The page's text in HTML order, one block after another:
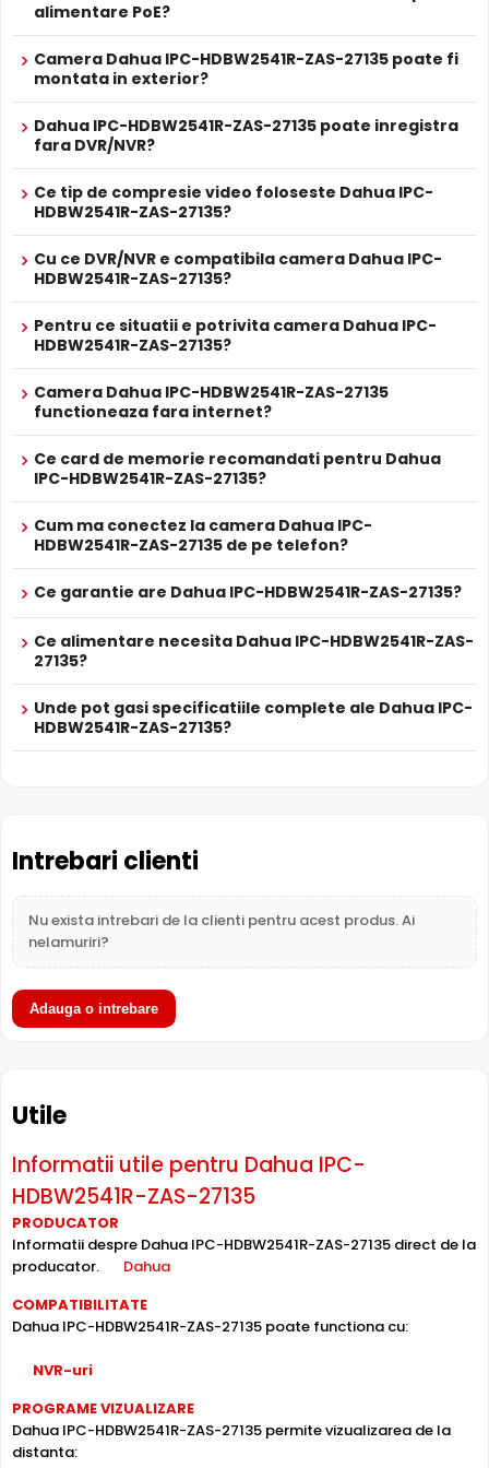
Infrarosu Inteligent (Smart IR)
Infrarosu Inteligent(Smart IR), ce regleaza automat
intensitatea iluminatorului in infrarosu in functie de
distanta obiectului, eliminand riscul de suprasaturare a
imaginii la distante mici.
Microfon Incorporat
incorporatcare permite inregistrarea audio in timp real.
Sunetul se sincronizeaza cu imaginea video, utila pentru
monitorizata.
FunctiaTRUE WDRoferita de senzorul de imagine al
compenseaza atat imaginea din prim plan, cat si
imaginea de fundal, in zone cu contrast puternic de
Alimentare PoE
Dahua IPC-HDBW2541R-ZAS-27135 suporta alimentare
alimentare prin acelasi cablu de retea. Simplifica
instalarea semnificativ, eliminand necesitatea unui cablu
Inregistrare pe Card
microSDincorporat, permitand inregistrarea locala
direct pe camera. Utila ca backup sau pentru instalari
fara DVR/NVR.
Zoom Optic Motorizat
cu zoom optic motorizat
de la distanta, din inregistrator (DVR/NVR), din interfata
web sau chiar de pe telefonul mobil. Ideala pentru zone
Alimentare
12V DC / 8.1 W
Alimentare
POE
Da
Se poate alimenta printr-un singur cablu UTP/FTP din
PROSPECT PRODUCATOR
Prospect
Nu
* Specificatiile tehnice ale produsului Dahua IPC-HDBW2541R-ZAS-27135
alimentare PoE?
Camera Dahua IPC-HDBW2541R-ZAS-27135 poate fi
montata in exterior?
Dahua IPC-HDBW2541R-ZAS-27135 poate inregistra
fara DVR/NVR?
Ce tip de compresie video foloseste Dahua IPC-
HDBW2541R-ZAS-27135?
Cu ce DVR/NVR e compatibila camera Dahua IPC-
HDBW2541R-ZAS-27135?
Pentru ce situatii e potrivita camera Dahua IPC-
HDBW2541R-ZAS-27135?
Camera Dahua IPC-HDBW2541R-ZAS-27135
functioneaza fara internet?
Ce card de memorie recomandati pentru Dahua
IPC-HDBW2541R-ZAS-27135?
Cum ma conectez la camera Dahua IPC-
HDBW2541R-ZAS-27135 de pe telefon?
Ce garantie are Dahua IPC-HDBW2541R-ZAS-27135?
Ce alimentare necesita Dahua IPC-HDBW2541R-ZAS-
27135?
Unde pot gasi specificatiile complete ale Dahua IPC-
HDBW2541R-ZAS-27135?
Intrebari clienti
Nu exista intrebari de la clienti pentru acest produs. Ai
nelamuriri?
Adauga o intrebare
Utile
Informatii utile pentru Dahua IPC-
HDBW2541R-ZAS-27135
PRODUCATOR
Informatii despre Dahua IPC-HDBW2541R-ZAS-27135 direct de la
producator.
Dahua
COMPATIBILITATE
Dahua IPC-HDBW2541R-ZAS-27135 poate functiona cu:
NVR-uri
PROGRAME VIZUALIZARE
Dahua IPC-HDBW2541R-ZAS-27135 permite vizualizarea de la
distanta: